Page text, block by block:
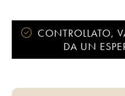
CONTROLLATO,
DA UN